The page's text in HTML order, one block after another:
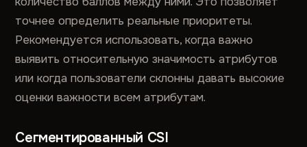
точнее определить реальные приоритеты.
Рекомендуется использовать, когда важно
выявить относительную значимость атрибутов
или когда пользователи склонны давать высокие
оценки важности всем атрибутам.
Сегментированный CSI